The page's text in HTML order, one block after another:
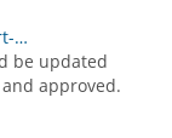
…
be updated
approved.